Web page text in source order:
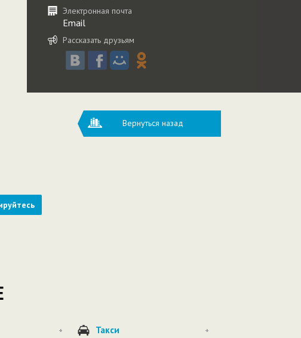
Электронная почта
Email
Рассказать друзьям
Вернуться назад
+ Такси +